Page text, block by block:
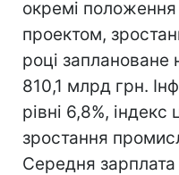
окремі положення
проектом,
році заплановане
810,1 млрд грн.
рівні 6,8%, індекс
зростання
Середня